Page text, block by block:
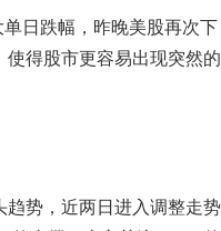
单日跌幅，昨晚美股再次下
得股市更容易出现突然
势，近两日进入调整走